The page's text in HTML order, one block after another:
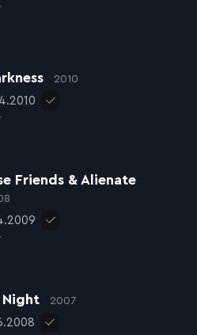
2010
Friends & Alienate
Night 2007